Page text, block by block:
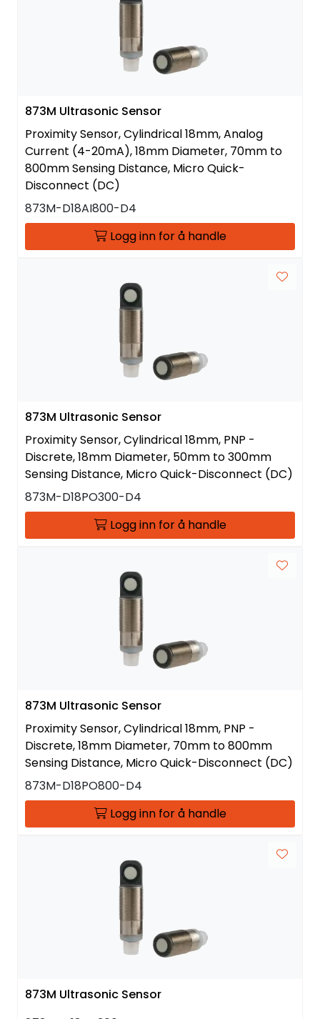
873M Ultrasonic Sensor
Proximity Sensor, Cylindrical 18mm, Analog
Current (4-20mA), 18mm Diameter, 70mm to
800mm Sensing Distance, Micro Quick-
Disconnect (DC)
873M-D18AI800-D4
Logg inn for å handle
873M Ultrasonic Sensor
Proximity Sensor, Cylindrical 18mm, PNP -
Discrete, 18mm Diameter, 50mm to 300mm
Sensing Distance, Micro Quick-Disconnect (DC)
873M-D18PO300-D4
Logg inn for å handle
873M Ultrasonic Sensor
Proximity Sensor, Cylindrical 18mm, PNP -
Discrete, 18mm Diameter, 70mm to 800mm
Sensing Distance, Micro Quick-Disconnect (DC)
873M-D18PO800-D4
Logg inn for å handle
873M Ultrasonic Sensor